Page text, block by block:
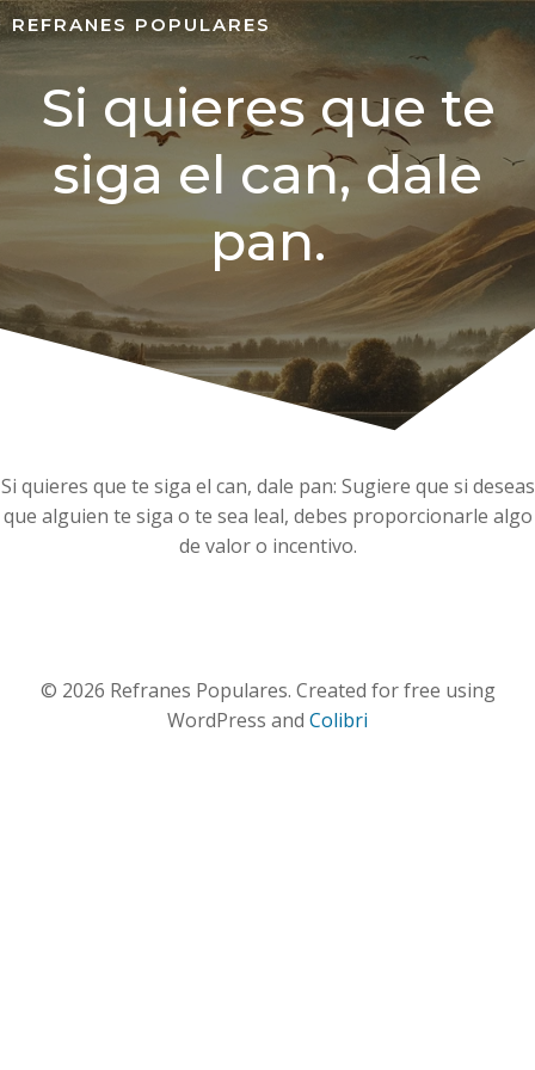
REFRANES POPULARES
Si quieres que te
siga el can, dale
pan.
Si quieres que te siga el can, dale pan: Sugiere que si deseas
que alguien te siga o te sea leal, debes proporcionarle algo
de valor o incentivo.
© 2026 Refranes Populares. Created for free using
WordPress and Colibri